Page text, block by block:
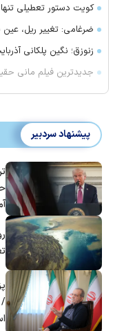
کویت دستور تعطیلی تنها
ضرغامی: تغییر ریل،
زنوزق؛ نگین پلکانی
جدیدترین فیلم مانی
پیشنهاد سردبیر
/